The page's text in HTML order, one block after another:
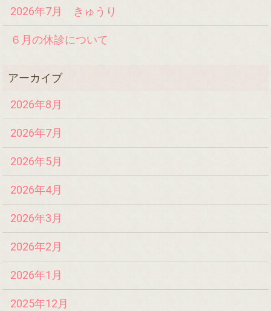
2026年7月 きゅうり
６月の休診について
2026年8月
2026年7月
2026年5月
2026年4月
2026年3月
2026年2月
2026年1月
2025年12月